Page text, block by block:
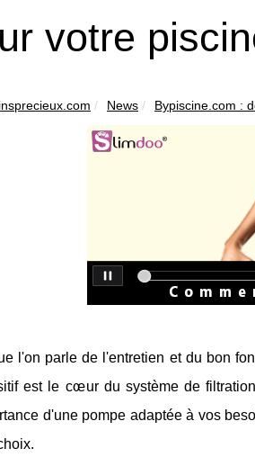
votre
News Bypiscine.com :
l'on parle de l'entretien et du bon
est le cœur du système de
d'une pompe adaptée à vos